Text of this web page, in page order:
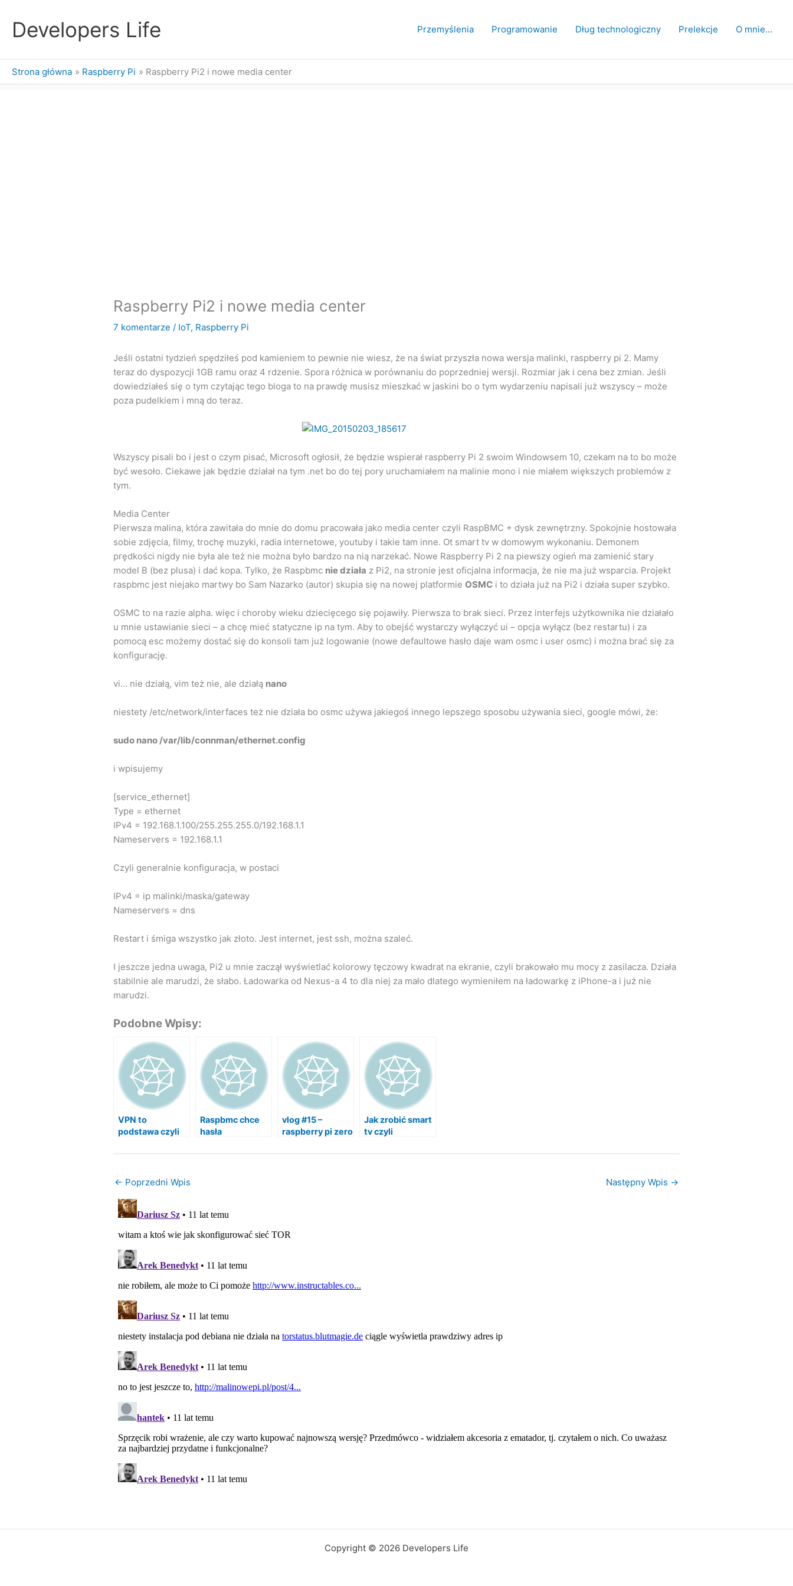
treściDevelopers Life Przemyślenia Programowanie Dług technologiczny Prelekcje O mnie…
Strona główna Raspberry Pi Raspberry Pi2 i nowe media center
Raspberry Pi2 i nowe media center
7 komentarze / IoT, Raspberry Pi
Jeśli ostatni tydzień spędziłeś pod kamieniem to pewnie nie wiesz, że na świat przyszła nowa wersja malinki, raspberry pi 2. Mamy
teraz do dyspozycji 1GB ramu oraz 4 rdzenie. Spora różnica w porównaniu do poprzedniej wersji. Rozmiar jak i cena bez zmian. Jeśli
dowiedziałeś się o tym czytając tego bloga to na prawdę musisz mieszkać w jaskini bo o tym wydarzeniu napisali już wszyscy – może
poza pudelkiem i mną do teraz.
Wszyscy pisali bo i jest o czym pisać, Microsoft ogłosił, że będzie wspierał raspberry Pi 2 swoim Windowsem 10, czekam na to bo może
być wesoło. Ciekawe jak będzie działał na tym .net bo do tej pory uruchamiałem na malinie mono i nie miałem większych problemów z
tym.
Media Center
Pierwsza malina, która zawitała do mnie do domu pracowała jako media center czyli RaspBMC + dysk zewnętrzny. Spokojnie hostowała
sobie zdjęcia, filmy, trochę muzyki, radia internetowe, youtuby i takie tam inne. Ot smart tv w domowym wykonaniu. Demonem
prędkości nigdy nie była ale też nie można było bardzo na nią narzekać. Nowe Raspberry Pi 2 na piewszy ogień ma zamienić stary
model B (bez plusa) i dać kopa. Tylko, że Raspbmc nie działa z Pi2, na stronie jest oficjalna informacja, że nie ma już wsparcia. Projekt
raspbmc jest niejako martwy bo Sam Nazarko (autor) skupia się na nowej platformie OSMC i to działa już na Pi2 i działa super szybko.
OSMC to na razie alpha. więc i choroby wieku dziecięcego się pojawiły. Pierwsza to brak sieci. Przez interfejs użytkownika nie działało
u mnie ustawianie sieci – a chcę mieć statyczne ip na tym. Aby to obejść wystarczy wyłączyć ui – opcja wyłącz (bez restartu) i za
pomocą esc możemy dostać się do konsoli tam już logowanie (nowe defaultowe hasło daje wam osmc i user osmc) i można brać się za
konfigurację.
vi… nie działą, vim też nie, ale działą nano
niestety /etc/network/interfaces też nie działa bo osmc używa jakiegoś innego lepszego sposobu używania sieci, google mówi, że:
sudo nano /var/lib/connman/ethernet.config
i wpisujemy
[service_ethernet]
Type = ethernet
IPv4 = 192.168.1.100/255.255.255.0/192.168.1.1
Nameservers = 192.168.1.1
Czyli generalnie konfiguracja, w postaci
IPv4 = ip malinki/maska/gateway
Nameservers = dns
Restart i śmiga wszystko jak złoto. Jest internet, jest ssh, można szaleć.
I jeszcze jedna uwaga, Pi2 u mnie zaczął wyświetlać kolorowy tęczowy kwadrat na ekranie, czyli brakowało mu mocy z zasilacza. Działa
stabilnie ale marudzi, że słabo. Ładowarka od Nexus-a 4 to dla niej za mało dlatego wymieniłem na ładowarkę z iPhone-a i już nie
marudzi.
Podobne Wpisy:
VPN to
podstawa czyli
VPN na
Raspbmc chce
hasła
vlog #15 –
raspberry pi zero
lepsze serce
Jak zrobić smart
tv czyli
centrum
← Poprzedni Wpis Następny Wpis →
Copyright © 2026 Developers Life